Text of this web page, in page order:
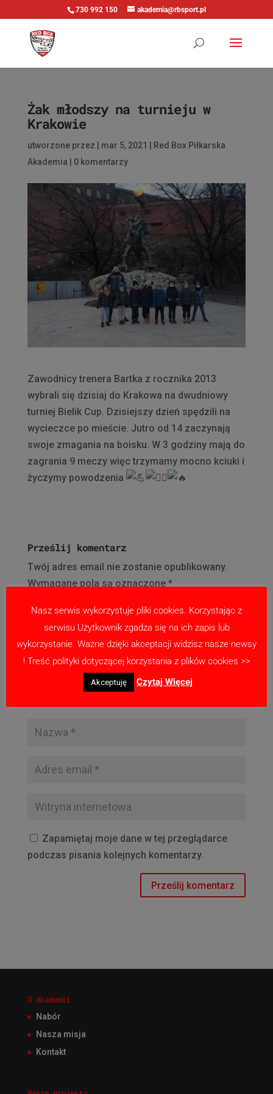
730 992 150 akademia@rbsport.pl
Żak młodszy na turnieju w
Krakowie
utworzone przez mar 5, 2021
Red Box Piłkarska
Akademia
0 komentarzy
Zawodnicy trenera Bartka z rocznika 2013
wybrali się dzisiaj do Krakowa na dwudniowy
turniej Bielik Cup. Dzisiejszy dzień spędzili na
wycieczce po mieście. Jutro od 14 zaczynają
swoje zmagania na boisku. W 3 godziny mają do
zagrania 9 meczy więc trzymamy mocno kciuki i
życzymy powodzenia
Prześlij komentarz
Twój adres email nie zostanie opublikowany.
Wymagane pola są oznaczone *
Zapamiętaj moje dane w tej przeglądarce
podczas pisania kolejnych komentarzy.
O Akademii
Nabór
Nasza misja
Kontakt
Nasz serwis wykorzystuje pliki cookies. Korzystając z
serwisu Użytkownik zgadza się na ich zapis lub
wykorzystanie. Ważne dzięki akceptacji widzisz nasze newsy
! Treść polityki dotyczącej korzystania z plików cookies >>
Akceptuję Czytaj Więcej